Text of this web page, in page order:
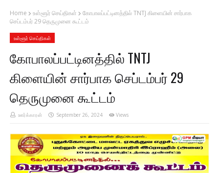
Home உள்ளூர் செய்திகள்
கோபாலப்பட்டினத்தில் TNTJ கிளையின் சார்பாக
செப்டம்பர் 29 தெருமுனை கூட்டம்
உள்ளூர் செய்திகள்
கோபாலப்பட்டினத்தில் TNTJ
கிளையின் சார்பாக செப்டம்பர் 29
தெருமுனை கூட்டம்
ஊர்க்காரன் September 26, 2024 Views